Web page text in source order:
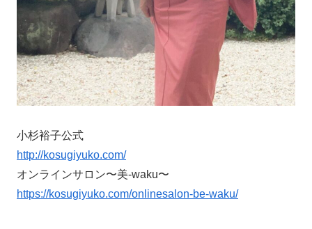
小杉裕子公式
http://kosugiyuko.com/
オンラインサロン〜美-waku〜
https://kosugiyuko.com/onlinesalon-be-waku/